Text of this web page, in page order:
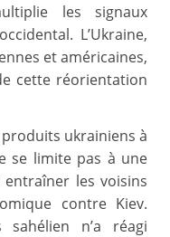
les signaux
L’Ukraine,
et américaines,
cette réorientation
ukrainiens à
se limite pas à une
les voisins
contre Kiev.
n’a réagi